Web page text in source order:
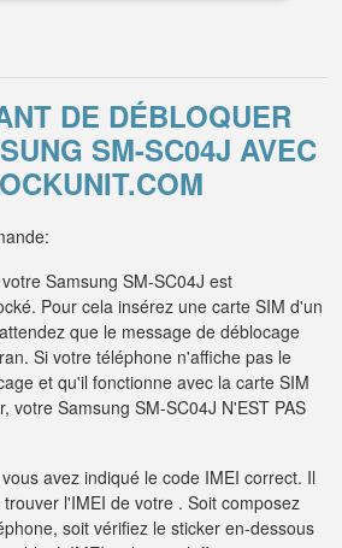
DE DÉBLOQUER
SM-SC04J AVEC
Samsung SM-SC04J est
Pour cela insérez une carte SIM d'un
que le message de déblocage
Si votre téléphone n'affiche pas le
et qu'il fonctionne avec la carte SIM
votre Samsung SM-SC04J N'EST PAS
avez indiqué le code IMEI correct. Il
l'IMEI de votre . Soit composez
soit vérifiez le sticker en-dessous